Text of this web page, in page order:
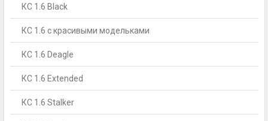
КС 1.6 Black
КС 1.6 с красивыми модельками
КС 1.6 Deagle
КС 1.6 Extended
КС 1.6 Stalker